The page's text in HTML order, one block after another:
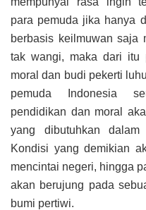
para pemuda jika hanya
berbasis keilmuwan saja
tak wangi, maka dari itu
moral dan budi pekerti
pemuda Indonesia
pendidikan dan moral
yang dibutuhkan dalam
Kondisi yang demikian
mencintai negeri, hingga
akan berujung pada
bumi pertiwi.